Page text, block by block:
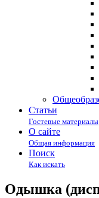
Статьи
Гостевые материалы
О сайте
Общая информация
Поиск
Как искать
Одышка